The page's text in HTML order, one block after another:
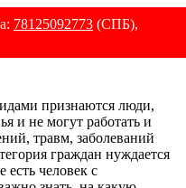
78125092773 (СПБ),
признаются люди,
и не могут работать и
травм, заболеваний
граждан нуждается
есть человек с